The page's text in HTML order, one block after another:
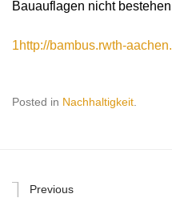
Bauauflagen nicht
1http://bambus.rwth-
Posted in Nachhaltigkeit
Previous